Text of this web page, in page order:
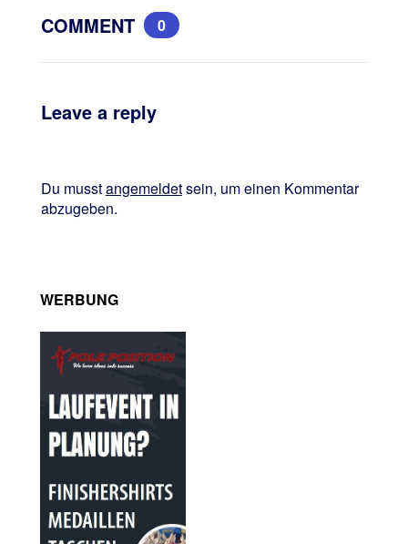
COMMENT 0
Leave a reply
Du musstangemeldetsein, um einen Kommentar
abzugeben.
WERBUNG